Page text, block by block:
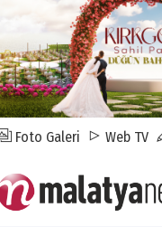
Foto Galeri Web TV